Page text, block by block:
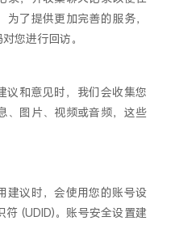
了提供更加完善的服务，
您进行回访。
议和意见时，我们会收集您
、图片、视频或音频，这些
建议时，会使用您的账号设
符 (UDID)。账号安全设置建